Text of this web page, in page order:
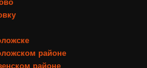
районе
районе